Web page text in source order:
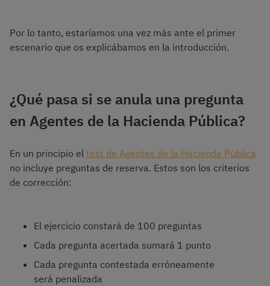
Por lo tanto, estaríamos una vez más ante el primer
escenario que os explicábamos en la introducción.
¿Qué pasa si se anula una pregunta
en Agentes de la Hacienda Pública?
En un principio el test de Agentes de la Hacienda Pública
no incluye preguntas de reserva. Estos son los criterios
de corrección:
El ejercicio constará de 100 preguntas
Cada pregunta acertada sumará 1 punto
Cada pregunta contestada erróneamente
será penalizada